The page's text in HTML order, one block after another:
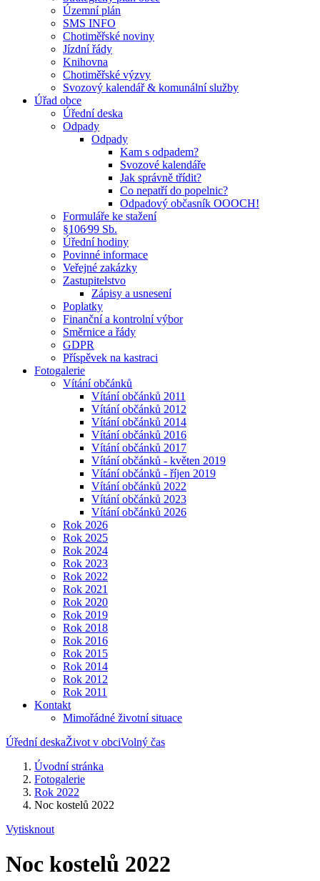
Územní plán
SMS INFO
Chotiměřské noviny
Jízdní řády
Knihovna
Chotiměřské výzvy
Svozový kalendář & komunální služby
Úřad obce
Úřední deska
Odpady
Odpady
Kam s odpadem?
Svozové kalendáře
Jak správně třídit?
Co nepatří do popelnic?
Odpadový občasník OOOCH!
Formuláře ke stažení
§106⁄99 Sb.
Úřední hodiny
Povinné informace
Veřejné zakázky
Zastupitelstvo
Zápisy a usnesení
Poplatky
Finanční a kontrolní výbor
Směrnice a řády
GDPR
Příspěvek na kastraci
Fotogalerie
Vítání občánků
Vítání občánků 2011
Vítání občánků 2012
Vítání občánků 2014
Vítání občánků 2016
Vítání občánků 2017
Vítání občánků - květen 2019
Vítání občánků - říjen 2019
Vítání občánků 2022
Vítání občánků 2023
Vítání občánků 2026
Rok 2026
Rok 2025
Rok 2024
Rok 2023
Rok 2022
Rok 2021
Rok 2020
Rok 2019
Rok 2018
Rok 2016
Rok 2015
Rok 2014
Rok 2012
Rok 2011
Kontakt
Mimořádné životní situace
Úřední deskaŽivot v obciVolný čas
Úvodní stránka
Fotogalerie
Rok 2022
Noc kostelů 2022
Vytisknout
Noc kostelů 2022